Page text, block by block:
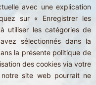
avec une explication
sur « Enregistrer les
utiliser les catégories de
sélectionnés dans la
la présente politique de
des cookies via votre
site web pourrait ne